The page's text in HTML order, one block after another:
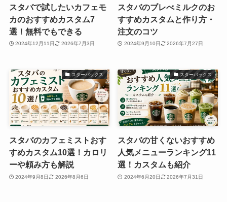
スタバで試したいカフェモ
カのおすすめカスタム7
選！無料でもできる
2024年12月11日 2026年7月3日
スタバのブレべミルクのお
すすめカスタムと作り方・
注文のコツ
2024年9月10日 2026年7月27日
スターバックス
スタバのカフェミストおす
すめカスタム10選！カロリ
ーや頼み方も解説
2024年9月8日 2026年8月6日
スターバックス
スタバの甘くないおすすめ
人気メニューランキング11
選！カスタムも紹介
2024年6月20日 2026年7月31日